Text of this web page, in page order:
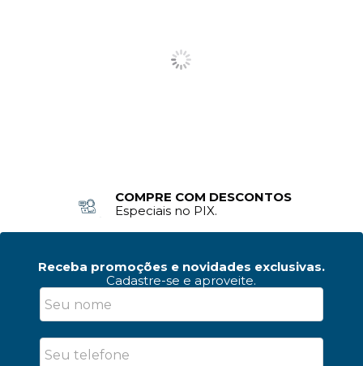
FRETE RÁPIDO
Sul e Sudeste
Receba promoções e novidades exclusivas.
Cadastre-se e aproveite.